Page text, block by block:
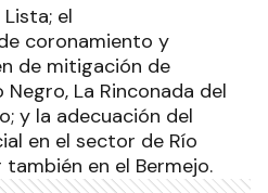
el
coronamiento y
de mitigación de
La Rinconada del
y la adecuación del
en el sector de Río
en el Bermejo.